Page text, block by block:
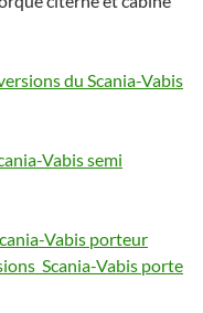
du Scania-Vabis
Vabis semi
Vabis porteur
Scania-Vabis porte